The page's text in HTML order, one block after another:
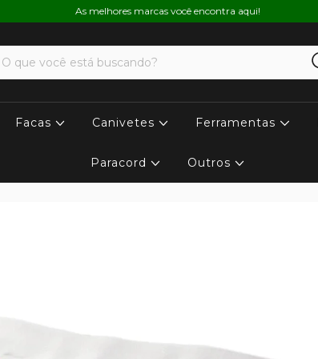
As melhores marcas você encontra aqui!
Facas Canivetes Ferramentas
Paracord Outros